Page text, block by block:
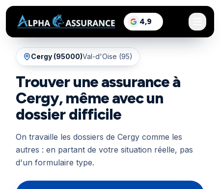
4,9
sur Google, voir les
Cergy (95000)Val-d'Oise (95)
Trouver une assurance à
Cergy, même avec un
dossier difficile
On travaille les dossiers de Cergy comme les
autres : en partant de votre situation réelle, pas
d'un formulaire type.